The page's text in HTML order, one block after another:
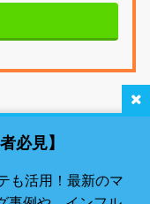
必見】
も活用！最新のマ